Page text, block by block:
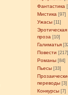
Фантастика
Мистика [97]
Ужасы [11]
Эротическая
проза [10]
Галиматья
Повести
Романы [84]
Пьесы [33]
переводы [3]
Конкурсы [7]